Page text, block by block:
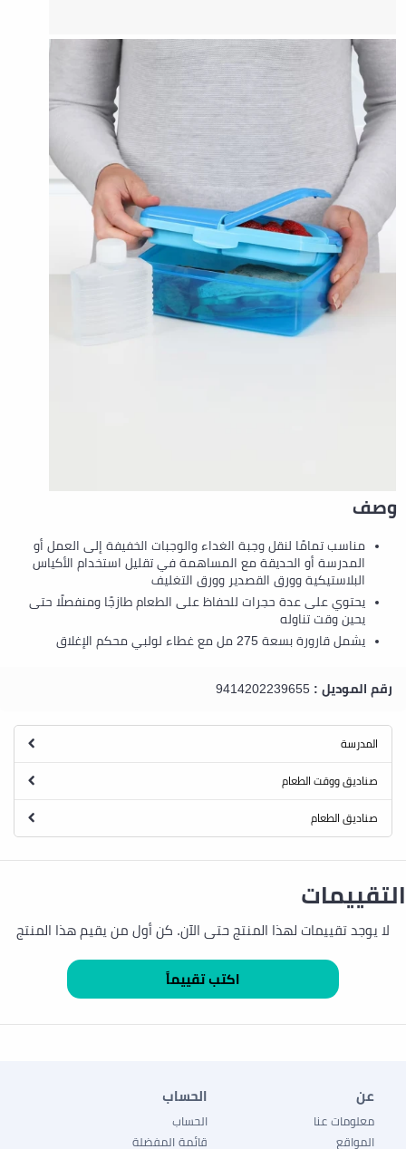
وصف
مناسب تمامًا لنقل وجبة الغداء والوجبات الخفيفة إلى العمل أو
المدرسة أو الحديقة مع المساهمة في تقليل استخدام الأكياس
البلاستيكية وورق القصدير وورق التغليف
يحتوي على عدة حجرات للحفاظ على الطعام طازجًا ومنفصلًا حتى
يحين وقت تناوله
يشمل قارورة بسعة 275 مل مع غطاء لولبي محكم الإغلاق
رقم الموديل : 9414202239655
المدرسة
صناديق ووقت الطعام
صناديق الطعام
التقييمات
لا يوجد تقييمات لهذا المنتج حتى الآن. كن أول من يقيم هذا المنتج
عن
معلومات عنا
المواقع
الحساب
الحساب
قائمة المفضلة